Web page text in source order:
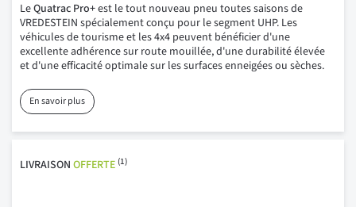
LeQuatrac Pro+est le tout nouveau pneu toutes saisons de
VREDESTEIN spécialement conçu pour le segment UHP. Les
véhicules de tourisme et les 4x4 peuvent bénéficier d'une
excellente adhérence sur route mouillée, d'une durabilité élevée
et d'une efficacité optimale sur les surfaces enneigées ou sèches.
En savoir plus
LIVRAISON OFFERTE (1)